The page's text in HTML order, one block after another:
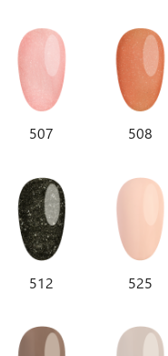
507 508
512 525